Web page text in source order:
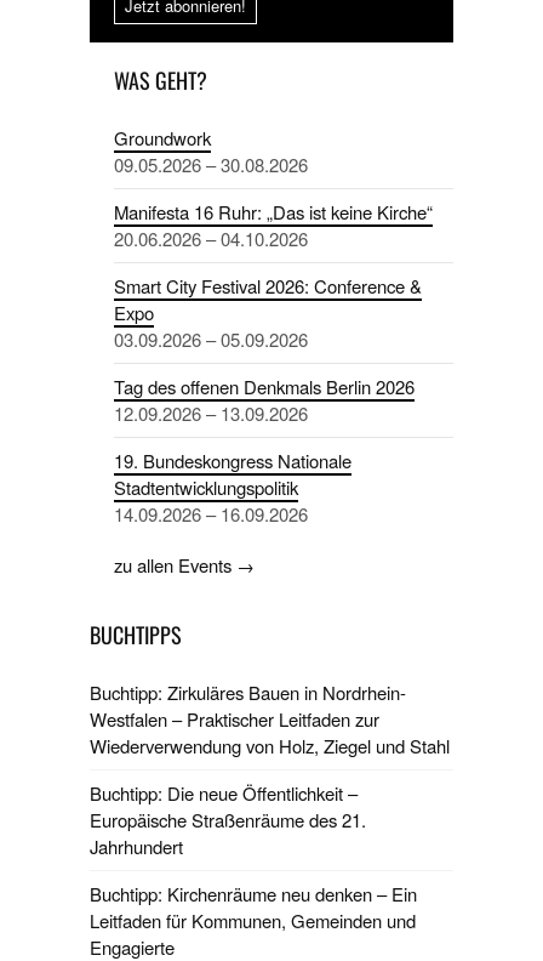
Jetzt abonnieren!
WAS GEHT?
Groundwork
09.05.2026 – 30.08.2026
Manifesta 16 Ruhr: „Das ist keine Kirche“
20.06.2026 – 04.10.2026
Smart City Festival 2026: Conference &
Expo
03.09.2026 – 05.09.2026
Tag des offenen Denkmals Berlin 2026
12.09.2026 – 13.09.2026
19. Bundeskongress Nationale
Stadtentwicklungspolitik
14.09.2026 – 16.09.2026
zu allen Events →
BUCHTIPPS
Buchtipp: Zirkuläres Bauen in Nordrhein-
Westfalen – Praktischer Leitfaden zur
Wiederverwendung von Holz, Ziegel und Stahl
Buchtipp: Die neue Öffentlichkeit –
Europäische Straßenräume des 21.
Jahrhundert
Buchtipp: Kirchenräume neu denken – Ein
Leitfaden für Kommunen, Gemeinden und
Engagierte